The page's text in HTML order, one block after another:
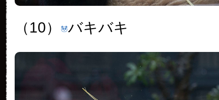
（10） バキバキ